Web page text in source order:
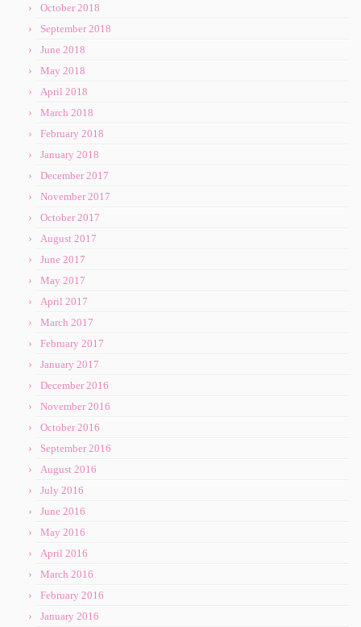
October 2018
September 2018
June 2018
May 2018
April 2018
March 2018
February 2018
January 2018
December 2017
November 2017
October 2017
August 2017
June 2017
May 2017
April 2017
March 2017
February 2017
January 2017
December 2016
November 2016
October 2016
September 2016
August 2016
July 2016
June 2016
May 2016
April 2016
March 2016
February 2016
January 2016